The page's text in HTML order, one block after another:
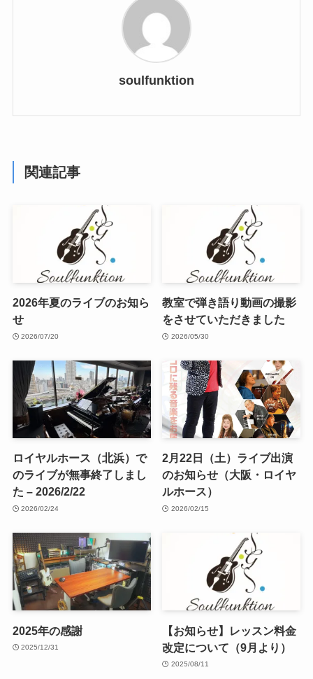
soulfunktion
関連記事
2026年夏のライブのお知ら
せ
2026/07/20
教室で弾き語り動画の撮影
をさせていただきました
2026/05/30
ロイヤルホース（北浜）で
のライブが無事終了しまし
た – 2026/2/22
2026/02/24
2月22日（土）ライブ出演
のお知らせ（大阪・ロイヤ
ルホース）
2026/02/15
2025年の感謝
2025/12/31
【お知らせ】レッスン料金
改定について（9月より）
2025/08/11